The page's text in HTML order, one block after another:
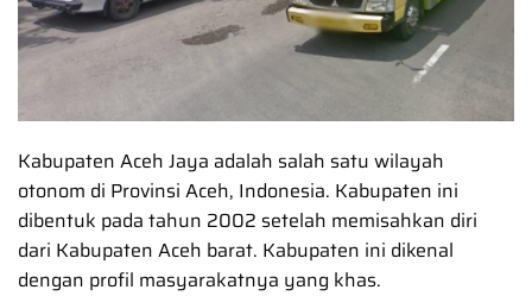
Kabupaten Aceh Jaya adalah salah satu wilayah
otonom di Provinsi Aceh, Indonesia. Kabupaten ini
dibentuk pada tahun 2002 setelah memisahkan diri
dari Kabupaten Aceh barat. Kabupaten ini dikenal
dengan profil masyarakatnya yang khas.